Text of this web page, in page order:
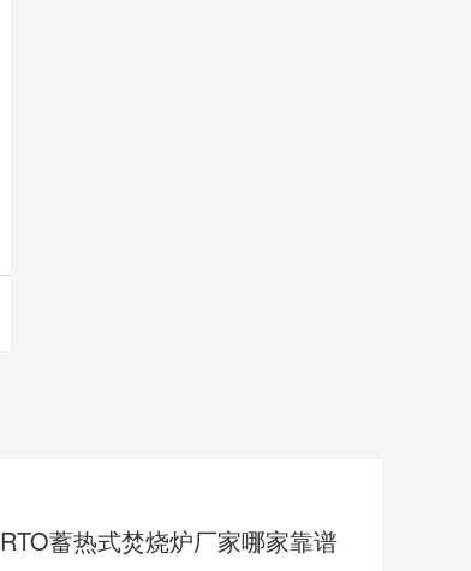
RTO蓄热式焚烧炉厂家哪家靠谱